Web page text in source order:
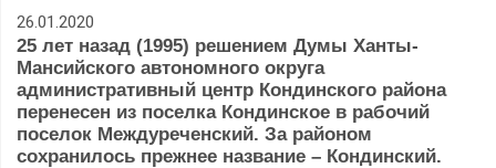
26.01.2020
25 лет назад (1995) решением Думы Ханты-
Мансийского автономного округа
административный центр Кондинского района
перенесен из поселка Кондинское в рабочий
поселок Междуреченский. За районом
сохранилось прежнее название – Кондинский.